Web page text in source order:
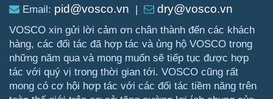
Email: pid@vosco.vn | dry@vosco.vn
VOSCO xin gửi lời cảm ơn chân thành đến các khách
hàng, các đối tác đã hợp tác và ủng hộ VOSCO trong
những năm qua và mong muốn sẽ tiếp tục được hợp
tác với quý vị trong thời gian tới. VOSCO cũng rất
mong có cơ hội hợp tác với các đối tác tiềm năng trên